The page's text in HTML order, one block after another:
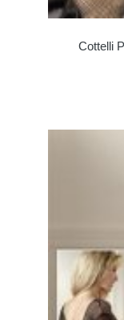
Cottelli